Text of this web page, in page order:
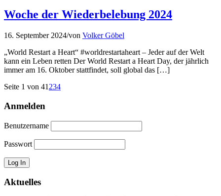
Woche der Wiederbelebung 2024
16. September 2024/von Volker Göbel
„World Restart a Heart“ #worldrestartaheart – Jeder auf der Welt
kann ein Leben retten Der World Restart a Heart Day, der jährlich
immer am 16. Oktober stattfindet, soll global das […]
Seite 1 von 41 234
Anmelden
Benutzername
Passwort
Aktuelles